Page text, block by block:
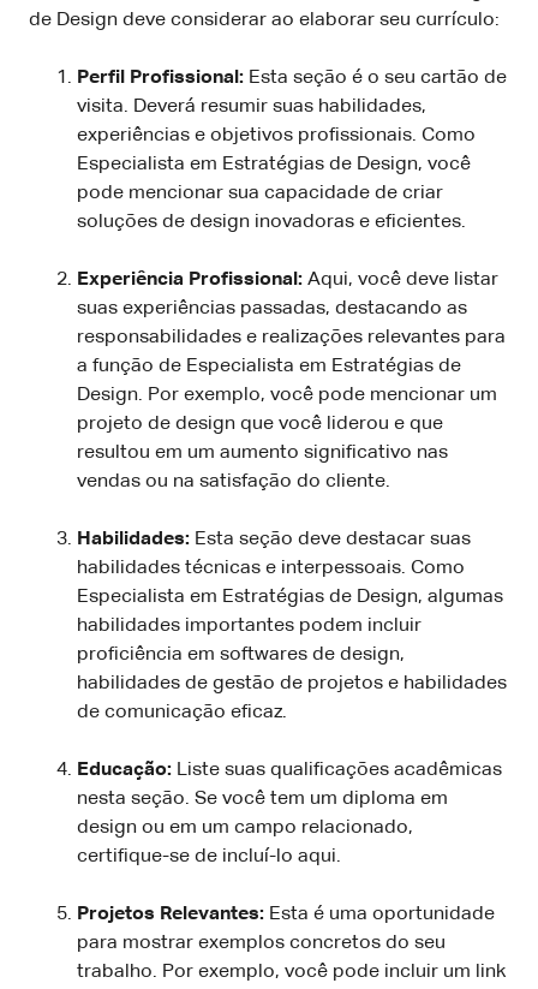
de Design deve considerar ao elaborar seu currículo:
Perfil Profissional: Esta seção é o seu cartão de
visita. Deverá resumir suas habilidades,
experiências e objetivos profissionais. Como
Especialista em Estratégias de Design, você
pode mencionar sua capacidade de criar
soluções de design inovadoras e eficientes.
Experiência Profissional: Aqui, você deve listar
suas experiências passadas, destacando as
responsabilidades e realizações relevantes para
a função de Especialista em Estratégias de
Design. Por exemplo, você pode mencionar um
projeto de design que você liderou e que
resultou em um aumento significativo nas
vendas ou na satisfação do cliente.
Habilidades: Esta seção deve destacar suas
habilidades técnicas e interpessoais. Como
Especialista em Estratégias de Design, algumas
habilidades importantes podem incluir
proficiência em softwares de design,
habilidades de gestão de projetos e habilidades
de comunicação eficaz.
Educação: Liste suas qualificações acadêmicas
nesta seção. Se você tem um diploma em
design ou em um campo relacionado,
certifique-se de incluí-lo aqui.
Projetos Relevantes: Esta é uma oportunidade
para mostrar exemplos concretos do seu
trabalho. Por exemplo, você pode incluir um link